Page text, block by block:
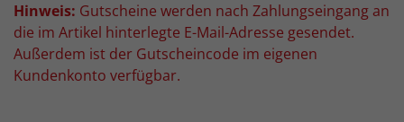
Hinweis: Gutscheine werden nach Zahlungseingang an
die im Artikel hinterlegte E-Mail-Adresse gesendet.
Außerdem ist der Gutscheincode im eigenen
Kundenkonto verfügbar.